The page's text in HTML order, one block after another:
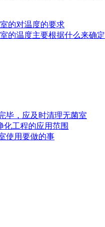
的对温度的要求
的温度主要根据什么来确定
毕，应及时清理无菌室
化工程的应用范围
使用要做的事